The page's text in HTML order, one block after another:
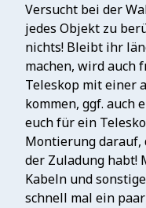
Versucht bei der
jedes Objekt zu
nichts! Bleibt ihr
machen, wird auch
Teleskop mit einer
kommen, ggf. auch
euch für ein
Montierung darauf,
der Zuladung habt!
Kabeln und
schnell mal ein